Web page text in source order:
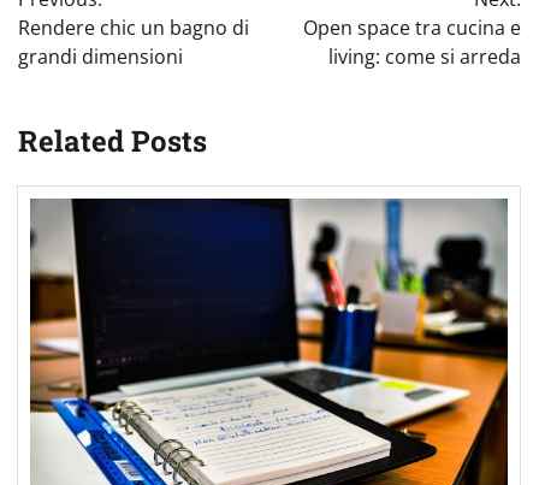
articoli
Rendere chic un bagno di
grandi dimensioni
Open space tra cucina e
living: come si arreda
Related Posts